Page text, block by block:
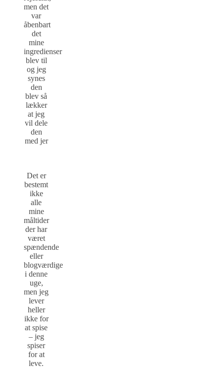
men det
var
åbenbart
det
mine
ingredienser
blev til
og jeg
synes
den
blev så
lækker
at jeg
vil dele
den
med jer
Det er
bestemt
ikke
alle
mine
måltider
der har
været
spændende
eller
blogværdige
i denne
uge,
men jeg
lever
heller
ikke for
at spise
– jeg
spiser
for at
leve.